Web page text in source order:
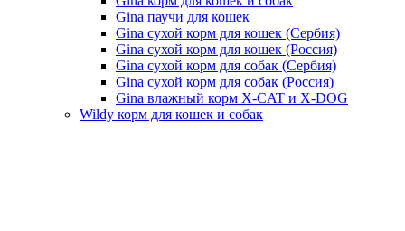
Gina паучи для кошек
Gina сухой корм для кошек (Сербия)
Gina сухой корм для кошек (Россия)
Gina сухой корм для собак (Сербия)
Gina сухой корм для собак (Россия)
Gina влажный корм X-CAT и X-DOG
Wildy корм для кошек и собак